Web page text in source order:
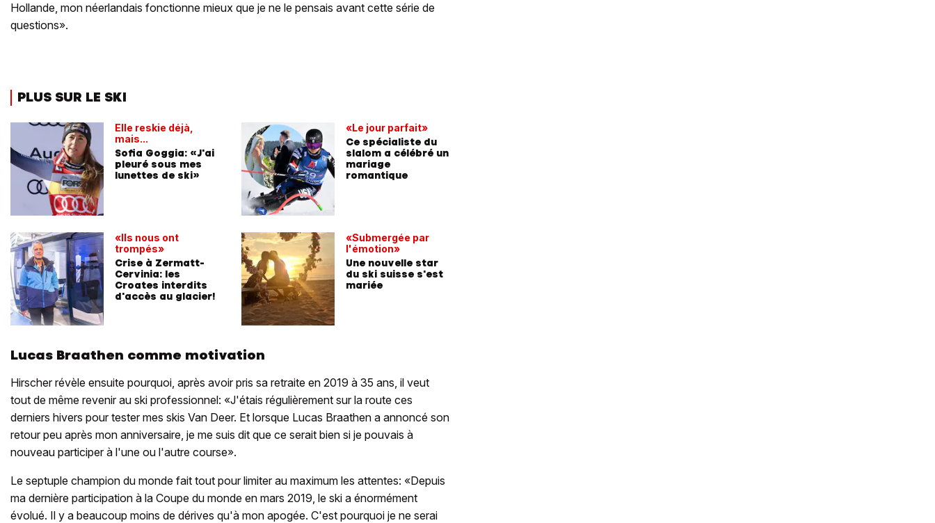
Hollande, mon néerlandais fonctionne mieux que je ne le pensais avant cette série de
questions».
PLUS SUR LE SKI
Elle reskie déjà,
mais...
Sofia Goggia: «J'ai
pleuré sous mes
lunettes de ski»
«Ils nous ont
trompés»
Crise à Zermatt-
Cervinia: les
Croates interdits
d'accès au glacier!
«Le jour parfait»
Ce spécialiste du
slalom a célébré un
mariage
romantique
«Submergée par
l'émotion»
Une nouvelle star
du ski suisse s'est
mariée
Lucas Braathen comme motivation
Hirscher révèle ensuite pourquoi, après avoir pris sa retraite en 2019 à 35 ans, il veut
tout de même revenir au ski professionnel: «J'étais régulièrement sur la route ces
derniers hivers pour tester mes skis Van Deer. Et lorsque Lucas Braathen a annoncé son
retour peu après mon anniversaire, je me suis dit que ce serait bien si je pouvais à
nouveau participer à l'une ou l'autre course».
Le septuple champion du monde fait tout pour limiter au maximum les attentes: «Depuis
ma dernière participation à la Coupe du monde en mars 2019, le ski a énormément
évolué. Il y a beaucoup moins de dérives qu'à mon apogée. C'est pourquoi je ne serai